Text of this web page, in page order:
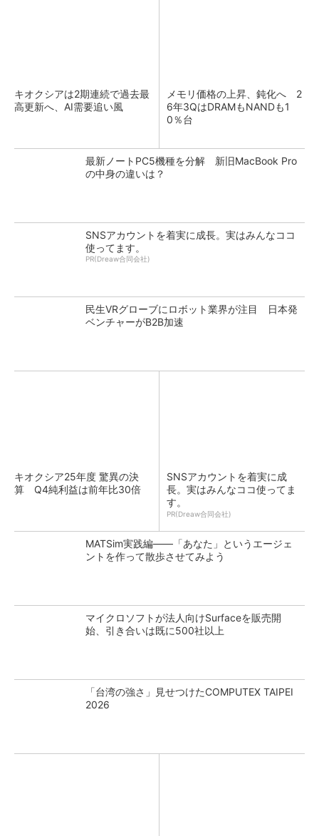
キオクシアは2期連続で過去最
高更新へ、AI需要追い風
メモリ価格の上昇、鈍化へ 2
6年3QはDRAMもNANDも1
0％台
最新ノートPC5機種を分解 新旧MacBook Pro
の中身の違いは？
SNSアカウントを着実に成長。実はみんなココ
使ってます。
PR(Dreaw合同会社)
民生VRグローブにロボット業界が注目 日本発
ベンチャーがB2B加速
キオクシア25年度 驚異の決
算 Q4純利益は前年比30倍
SNSアカウントを着実に成
長。実はみんなココ使ってま
す。
PR(Dreaw合同会社)
MATSim実践編――「あなた」というエージェ
ントを作って散歩させてみよう
マイクロソフトが法人向けSurfaceを販売開
始、引き合いは既に500社以上
「台湾の強さ」見せつけたCOMPUTEX TAIPEI
2026